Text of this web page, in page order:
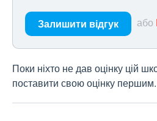
Залишити відгук або
Поки ніхто не дав оцінку цій
поставити свою оцінку першим.